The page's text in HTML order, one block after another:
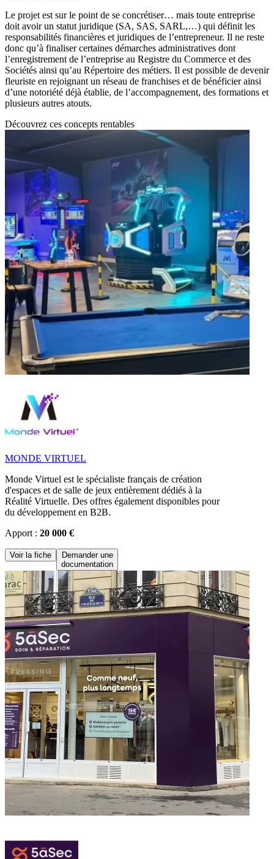
Le projet est sur le point de se concrétiser… mais toute entreprise
doit avoir un statut juridique (SA, SAS, SARL,…) qui définit les
responsabilités financières et juridiques de l’entrepreneur. Il ne reste
donc qu’à finaliser certaines démarches administratives dont
l’enregistrement de l’entreprise au Registre du Commerce et des
Sociétés ainsi qu’au Répertoire des métiers. Il est possible de devenir
fleuriste en rejoignant un réseau de franchises et de bénéficier ainsi
d’une notoriété déjà établie, de l’accompagnement, des formations et
plusieurs autres atouts.
Découvrez ces concepts rentables
MONDE VIRTUEL
Monde Virtuel est le spécialiste français de création
d'espaces et de salle de jeux entièrement dédiés à la
Réalité Virtuelle. Des offres également disponibles pour
du développement en B2B.
Apport : 20 000 €
Voir la fiche
Demander une
documentation